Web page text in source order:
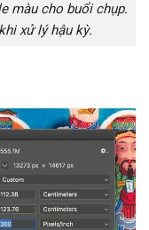
màu cho buổi chụp.
xử lý hậu kỳ.